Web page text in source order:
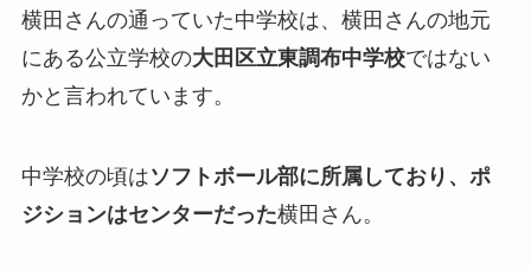
横田さんの通っていた中学校は、横田さんの地元
にある公立学校の大田区立東調布中学校ではない
かと言われています。
中学校の頃はソフトボール部に所属しており、ポ
ジションはセンターだった横田さん。